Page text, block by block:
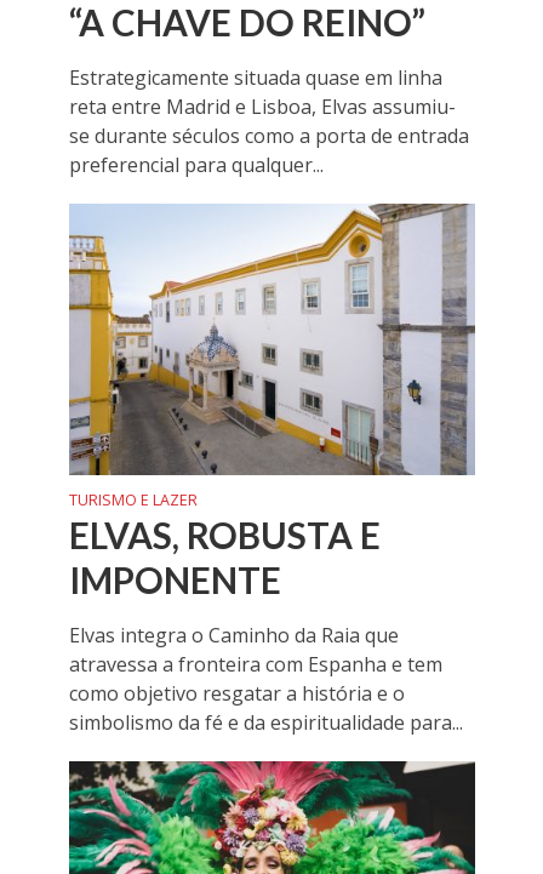
“A CHAVE DO REINO”
Estrategicamente situada quase em linha
reta entre Madrid e Lisboa, Elvas assumiu-
se durante séculos como a porta de entrada
preferencial para qualquer...
TURISMO E LAZER
ELVAS, ROBUSTA E
IMPONENTE
Elvas integra o Caminho da Raia que
atravessa a fronteira com Espanha e tem
como objetivo resgatar a história e o
simbolismo da fé e da espiritualidade para...